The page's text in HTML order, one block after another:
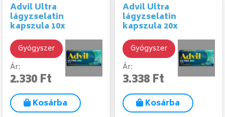
Advil Ultra
lágyzselatin
kapszula 10x
Gyógyszer
Ár:
2.330 Ft
Kosárba
Advil Ultra
lágyzselatin
kapszula 20x
Gyógyszer
Ár:
3.338 Ft
Kosárba